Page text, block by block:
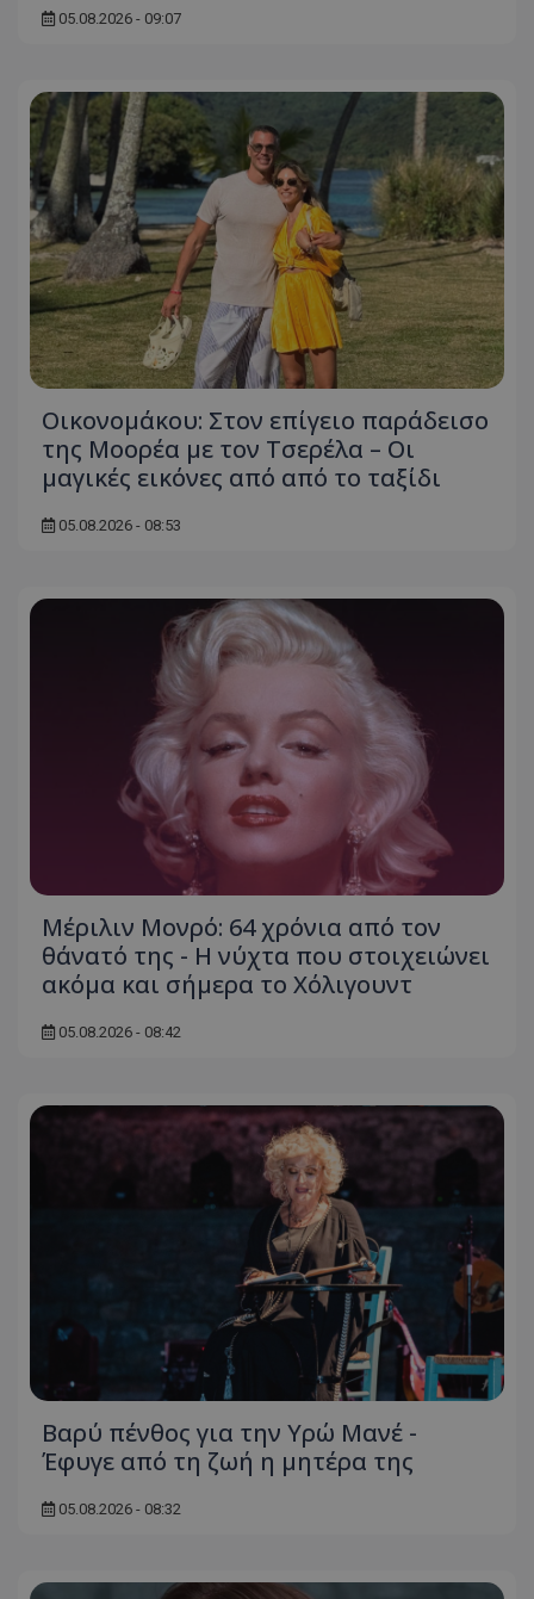
05.08.2026 - 09:07
Οικονομάκου: Στον επίγειο παράδεισο
της Μοορέα με τον Τσερέλα – Οι
μαγικές εικόνες από από το ταξίδι
05.08.2026 - 08:53
Μέριλιν Μονρό: 64 χρόνια από τον
θάνατό της - Η νύχτα που στοιχειώνει
ακόμα και σήμερα το Χόλιγουντ
05.08.2026 - 08:42
Βαρύ πένθος για την Υρώ Μανέ -
Έφυγε από τη ζωή η μητέρα της
05.08.2026 - 08:32